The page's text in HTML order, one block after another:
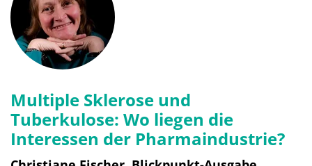
Multiple Sklerose und
Tuberkulose: Wo liegen die
Interessen der Pharmaindustrie?